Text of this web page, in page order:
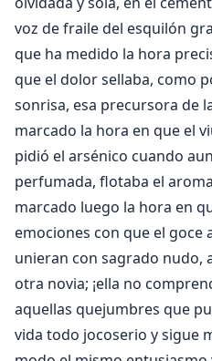
voz de fraile del esquilón
que ha medido la hora
que el dolor sellaba, como
sonrisa, esa precursora de
marcado la hora en que el
pidió el arsénico cuando
perfumada, flotaba el
marcado luego la hora en
emociones con que el goce
unieran con sagrado nudo,
otra novia; ¡ella no
aquellas quejumbres que
vida todo jocoserio y sigue